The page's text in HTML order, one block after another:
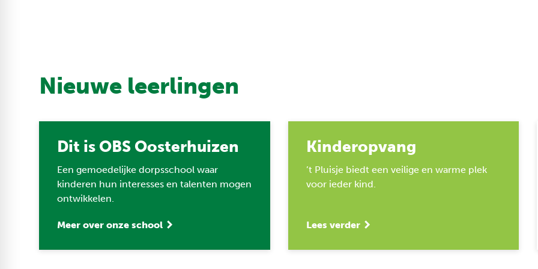
Nieuwe leerlingen
Dit is OBS Oosterhuizen
Een gemoedelijke dorpsschool waar
kinderen hun interesses en talenten mogen
ontwikkelen.
Meer over onze school
Kinderopvang
’t Pluisje biedt een veilige en warme plek
voor ieder kind.
Lees verder